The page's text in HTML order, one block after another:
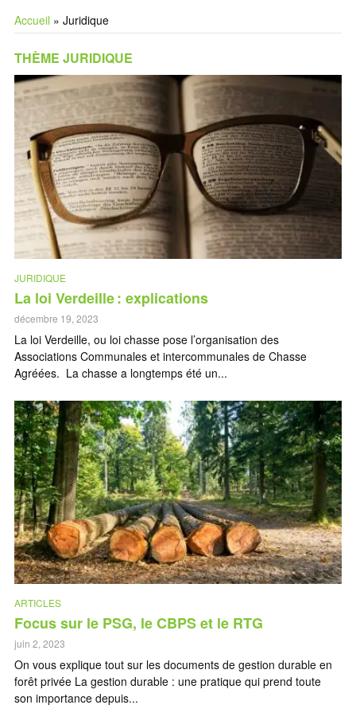
Accueil » Juridique
THÈME JURIDIQUE
JURIDIQUE
La loi Verdeille : explications
décembre 19, 2023
La loi Verdeille, ou loi chasse pose l’organisation des
Associations Communales et intercommunales de Chasse
Agréées. La chasse a longtemps été un...
ARTICLES
Focus sur le PSG, le CBPS et le RTG
juin 2, 2023
On vous explique tout sur les documents de gestion durable en
forêt privée La gestion durable : une pratique qui prend toute
son importance depuis...